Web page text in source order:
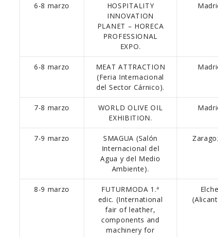
6-8 marzo
HOSPITALITY
INNOVATION
PLANET – HORECA
PROFESSIONAL
EXPO.
6-8 marzo
MEAT ATTRACTION
(Feria Internacional
del Sector Cárnico).
7-8 marzo
WORLD OLIVE OIL
EXHIBITION.
7-9 marzo
SMAGUA (Salón
Internacional del
Agua y del Medio
Ambiente).
8-9 marzo
FUTURMODA 1.ª
edic. (International
fair of leather,
components and
machinery for